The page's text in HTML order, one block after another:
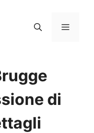
Menu
di